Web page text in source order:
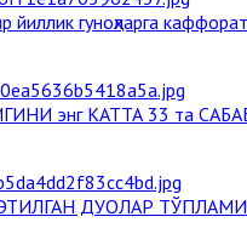
гуноҳларга
энг КАТТА 33 та
ДУОЛАР ТЎПЛАМИ